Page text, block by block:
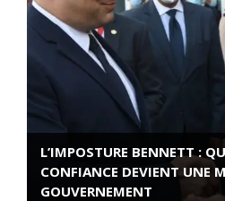
L’IMPOSTURE BENNETT :
CONFIANCE DEVIENT UNE
GOUVERNEMENT